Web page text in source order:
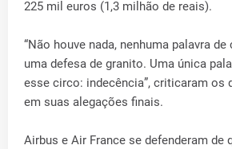
225 mil euros (1,3 milhão de reais).
“Não houve nada, nenhuma palavra
uma defesa de granito. Uma única
esse circo: indecência”, criticaram os
em suas alegações finais.
Airbus e Air France se defenderam de